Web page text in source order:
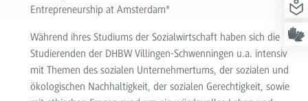
Entrepreneurship at Amsterdam"
Während ihres Studiums der Sozialwirtschaft haben sich die
Studierenden der DHBW Villingen-Schwenningen u.a. intensiv
mit Themen des sozialen Unternehmertums, der sozialen und
ökologischen Nachhaltigkeit, der sozialen Gerechtigkeit, sowie